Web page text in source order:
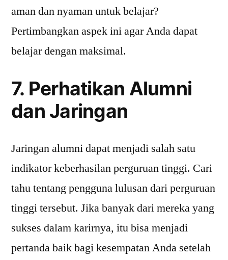
aman dan nyaman untuk belajar?
Pertimbangkan aspek ini agar Anda dapat
belajar dengan maksimal.
7. Perhatikan Alumni
dan Jaringan
Jaringan alumni dapat menjadi salah satu
indikator keberhasilan perguruan tinggi. Cari
tahu tentang pengguna lulusan dari perguruan
tinggi tersebut. Jika banyak dari mereka yang
sukses dalam karirnya, itu bisa menjadi
pertanda baik bagi kesempatan Anda setelah